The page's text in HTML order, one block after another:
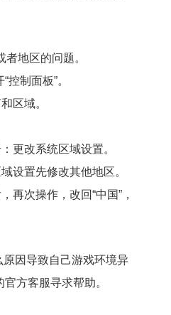
者地区的问题。
控制面板”。
区域。
更改系统区域设置。
设置先修改其他地区。
再次操作，改回“中国”，
因导致自己游戏环境异
方客服寻求帮助。